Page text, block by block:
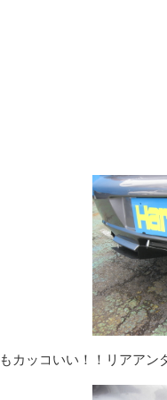
カッコいい！！リアアン